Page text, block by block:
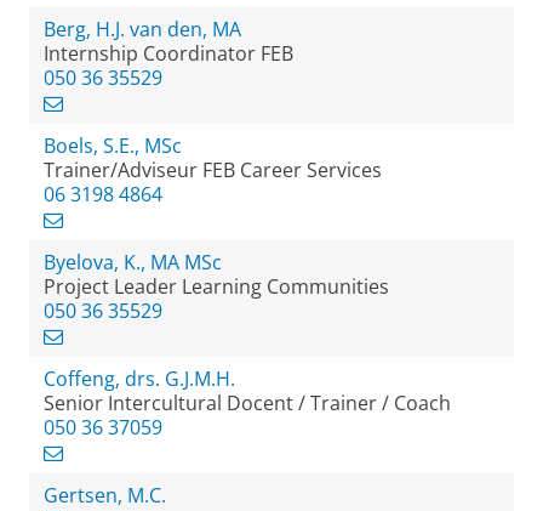
Berg, H.J. van den, MA
Internship Coordinator FEB
050 36 35529
Boels, S.E., MSc
Trainer/Adviseur FEB Career Services
06 3198 4864
Byelova, K., MA MSc
Project Leader Learning Communities
050 36 35529
Coffeng, drs. G.J.M.H.
Senior Intercultural Docent / Trainer / Coach
050 36 37059
Gertsen, M.C.